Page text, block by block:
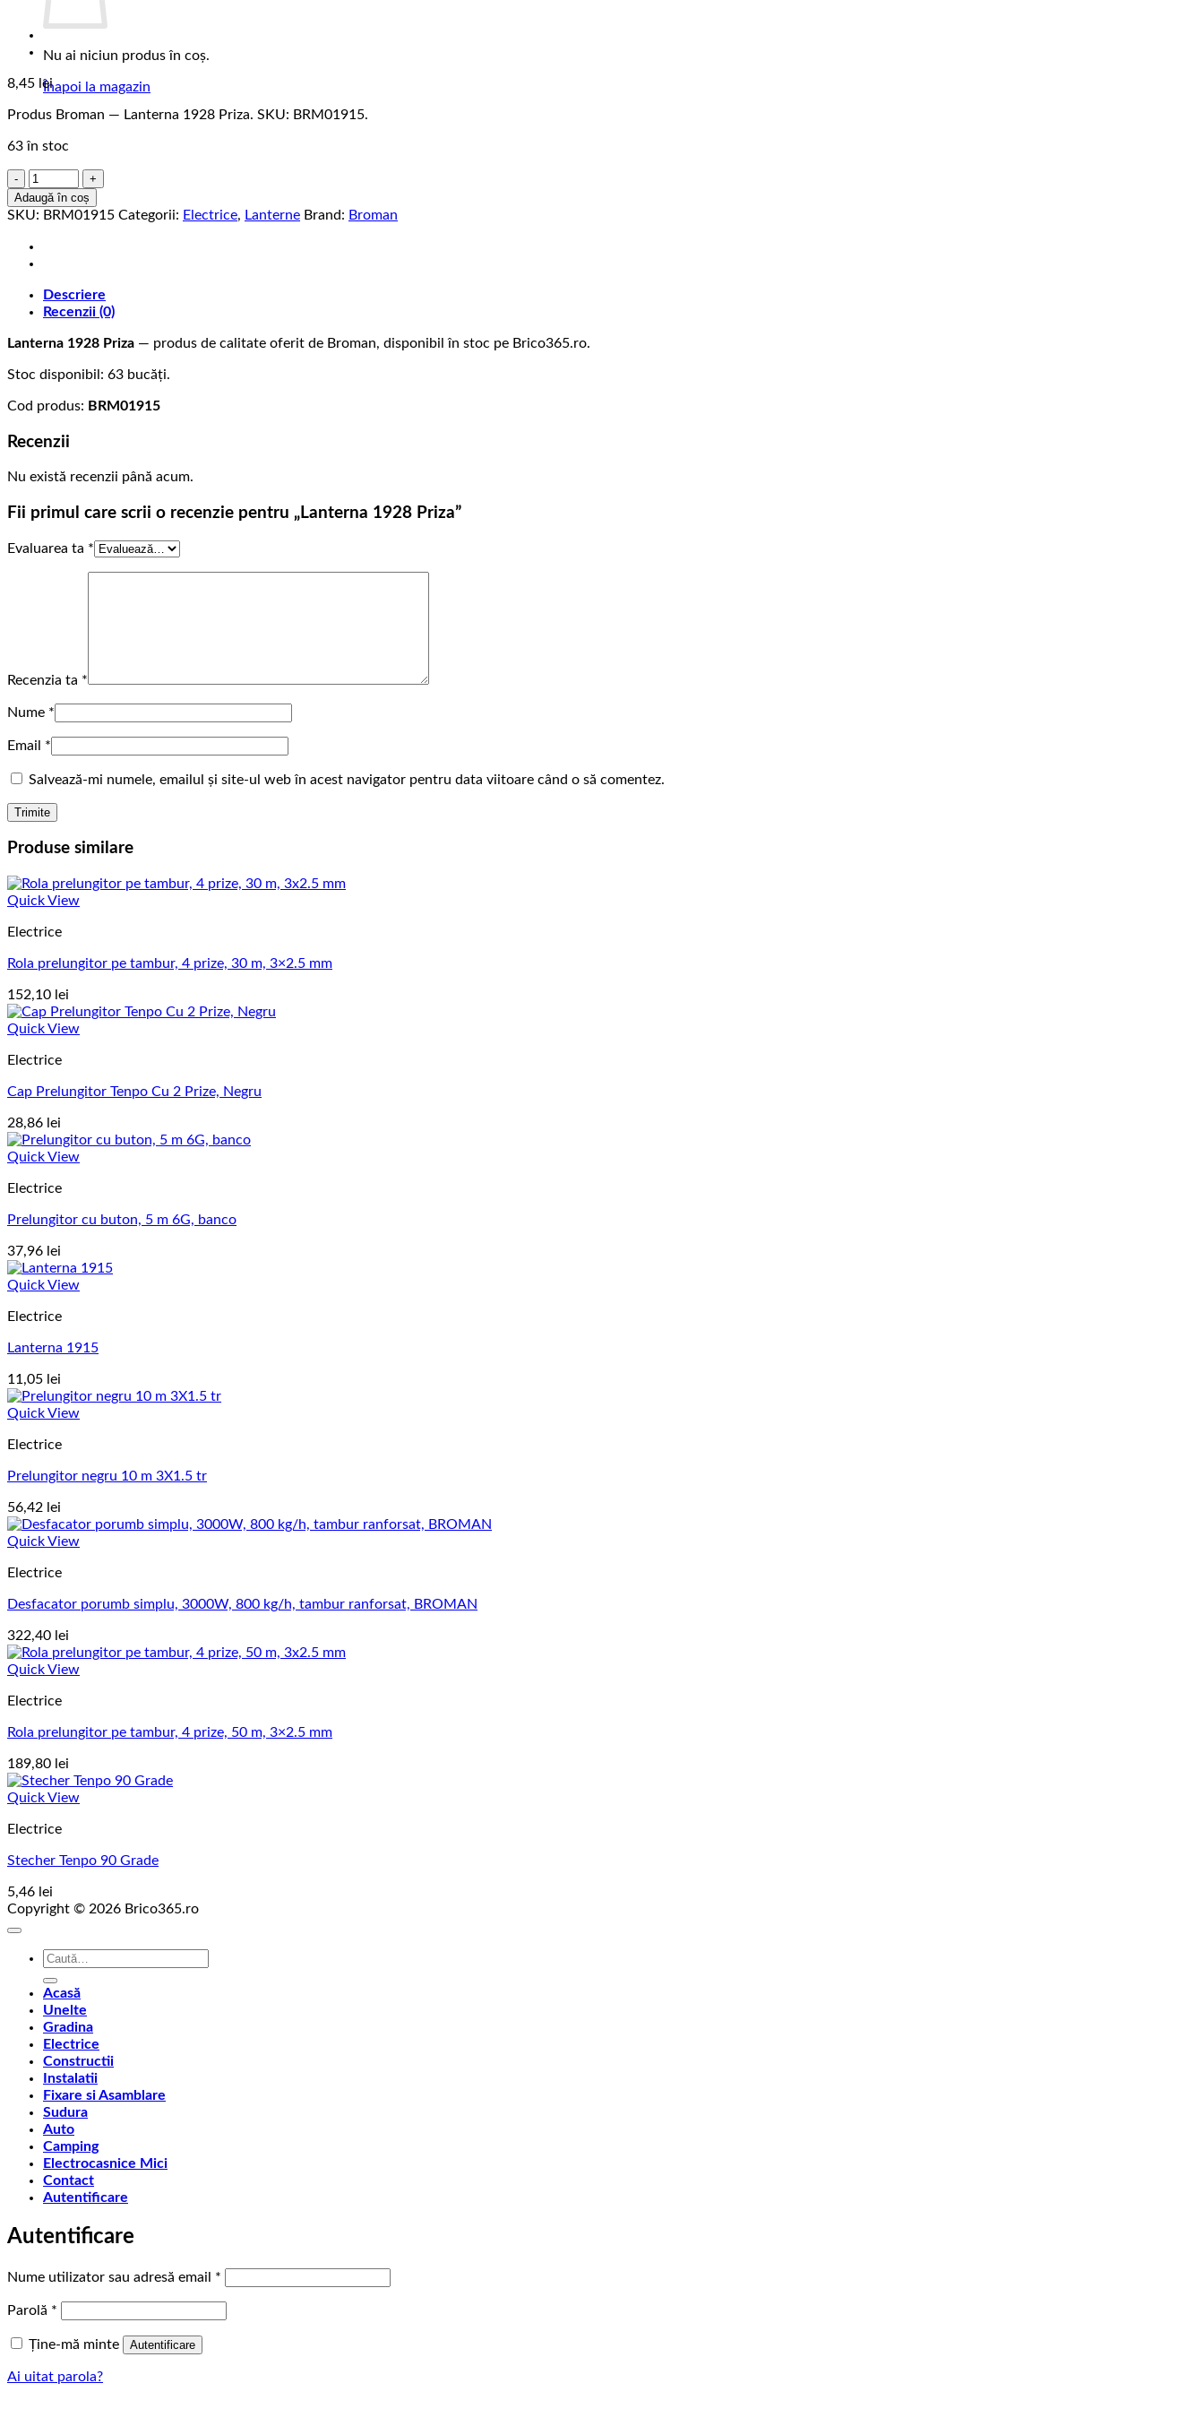
Nu ai niciun produs în coș.
Înapoi la magazin
8,45 lei
Produs Broman — Lanterna 1928 Priza. SKU: BRM01915.
63 în stoc
Cantitate
Lanterna
1928
Adaugă în coș
SKU: BRM01915 Categorii: Electrice, Lanterne Brand: Broman
Descriere
Recenzii (0)
Lanterna 1928 Priza — produs de calitate oferit de Broman, disponibil în stoc pe Brico365.ro.
Stoc disponibil: 63 bucăți.
Cod produs: BRM01915
Recenzii
Nu există recenzii până acum.
Fii primul care scrii o recenzie pentru „Lanterna 1928 Priza”
Evaluarea ta *
Recenzia ta *
Nume *
Email *
Salvează-mi numele, emailul și site-ul web în acest navigator pentru data viitoare când o să comentez.
Produse similare
Quick View
Electrice
Rola prelungitor pe tambur, 4 prize, 30 m, 3×2.5 mm
152,10 lei
Quick View
Electrice
Cap Prelungitor Tenpo Cu 2 Prize, Negru
28,86 lei
Quick View
Electrice
Prelungitor cu buton, 5 m 6G, banco
37,96 lei
Quick View
Electrice
Lanterna 1915
11,05 lei
Quick View
Electrice
Prelungitor negru 10 m 3X1.5 tr
56,42 lei
Quick View
Electrice
Desfacator porumb simplu, 3000W, 800 kg/h, tambur ranforsat, BROMAN
322,40 lei
Quick View
Electrice
Rola prelungitor pe tambur, 4 prize, 50 m, 3×2.5 mm
189,80 lei
Quick View
Electrice
Stecher Tenpo 90 Grade
5,46 lei
Copyright © 2026 Brico365.ro
Caută
Acasă
Unelte
Gradina
Electrice
Constructii
Instalatii
Fixare si Asamblare
Sudura
Auto
Camping
Electrocasnice Mici
Contact
Autentificare
Autentificare
Nume utilizator sau adresă email *
Parolă *
Ține-mă minte Autentificare
Ai uitat parola?